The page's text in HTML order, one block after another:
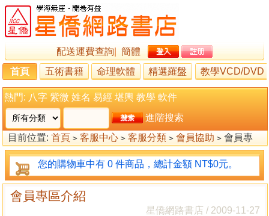
配送運費查詢
簡體
首頁
五術書籍 命理軟體 精選羅盤 教學VCD/DVD
熱門: 八字 紫微 姓名 易經 堪輿 教學 軟件
進階搜索
目前位置: 首頁 > 客服中心 > 客服分類 > 會員協助 > 會員專
區介紹
您的購物車中有 0 件商品，總計金額 NT$0元。
會員專區介紹
星僑網路書店 / 2009-11-27